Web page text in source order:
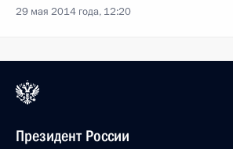
29 мая 2014 года, 12:20
Президент России